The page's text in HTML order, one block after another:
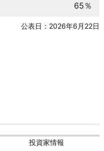
65％
公表日：2026年6月22日
投資家情報